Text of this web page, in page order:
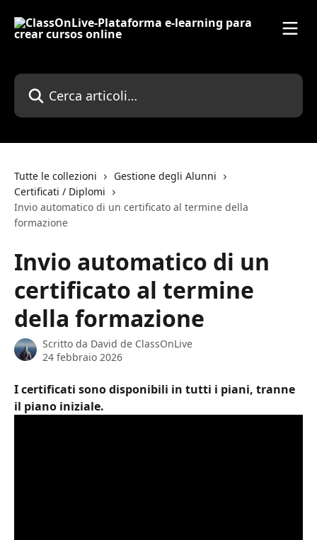
Cerca articoli…
Tutte le collezioni
Gestione degli Alunni
Certificati / Diplomi
Invio automatico di un certificato al termine della
formazione
Invio automatico di un
certificato al termine
della formazione
Scritto da David de ClassOnLive
24 febbraio 2026
I certificati sono disponibili in tutti i piani, tranne
il piano iniziale.